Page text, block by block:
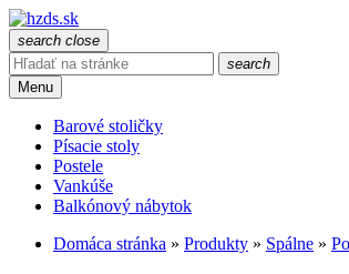
search close
search
Menu
Barové stoličky
Písacie stoly
Postele
Vankúše
Balkónový nábytok
Domáca stránka » Produkty » Spálne »